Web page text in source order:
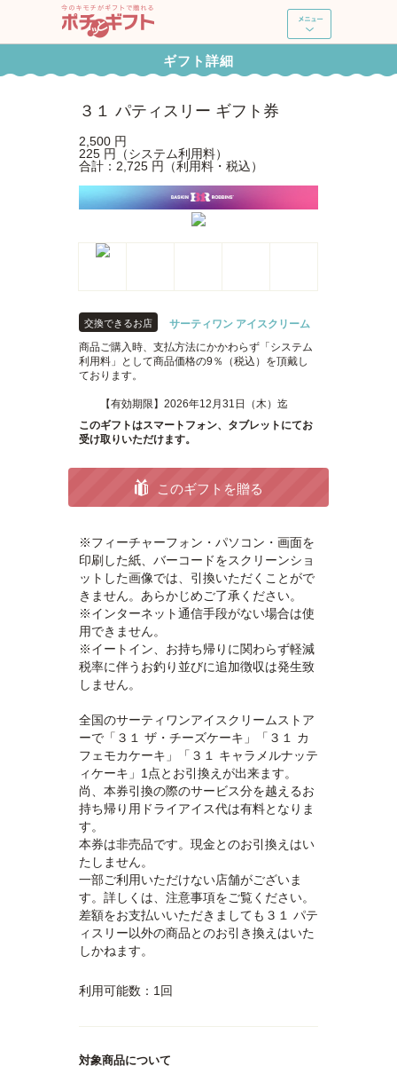
ポチッとギフトとは
よくあるご質問
使い方ガイド
ギフト詳細
３１ パティスリー ギフト券
2,500 円
225 円（システム利用料）
合計：2,725 円（利用料・税込）
交換できるお店
サーティワン アイスクリーム
商品ご購入時、支払方法にかかわらず「システム
利用料」として商品価格の9％（税込）を頂戴し
ております。
【有効期限】2026年12月31日（木）迄
このギフトはスマートフォン、タブレットにてお
受け取りいただけます。
このギフトを贈る
※フィーチャーフォン・パソコン・画面を
印刷した紙、バーコードをスクリーンショ
ットした画像では、引換いただくことがで
きません。あらかじめご了承ください。
※インターネット通信手段がない場合は使
用できません。
※イートイン、お持ち帰りに関わらず軽減
税率に伴うお釣り並びに追加徴収は発生致
しません。
全国のサーティワンアイスクリームストア
ーで「３１ ザ・チーズケーキ」「３１ カ
フェモカケーキ」「３１ キャラメルナッテ
ィケーキ」1点とお引換えが出来ます。
尚、本券引換の際のサービス分を越えるお
持ち帰り用ドライアイス代は有料となりま
す。
本券は非売品です。現金とのお引換えはい
たしません。
一部ご利用いただけない店舗がございま
す。詳しくは、注意事項をご覧ください。
差額をお支払いいただきましても３１ パテ
ィスリー以外の商品とのお引き換えはいた
しかねます。
利用可能数：1回
対象商品について